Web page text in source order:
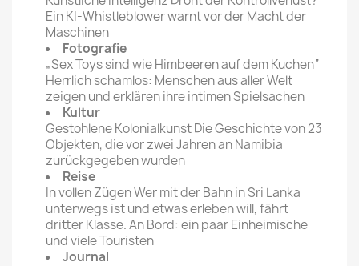
Ein KI-Whistleblower warnt vor der Macht der
Maschinen
Fotografie
„Sex Toys sind wie Himbeeren auf dem Kuchen“
Herrlich schamlos: Menschen aus aller Welt
zeigen und erklären ihre intimen Spielsachen
Kultur
Gestohlene Kolonialkunst Die Geschichte von 23
Objekten, die vor zwei Jahren an Namibia
zurückgegeben wurden
Reise
In vollen Zügen Wer mit der Bahn in Sri Lanka
unterwegs ist und etwas erleben will, fährt
dritter Klasse. An Bord: ein paar Einheimische
und viele Touristen
Journal